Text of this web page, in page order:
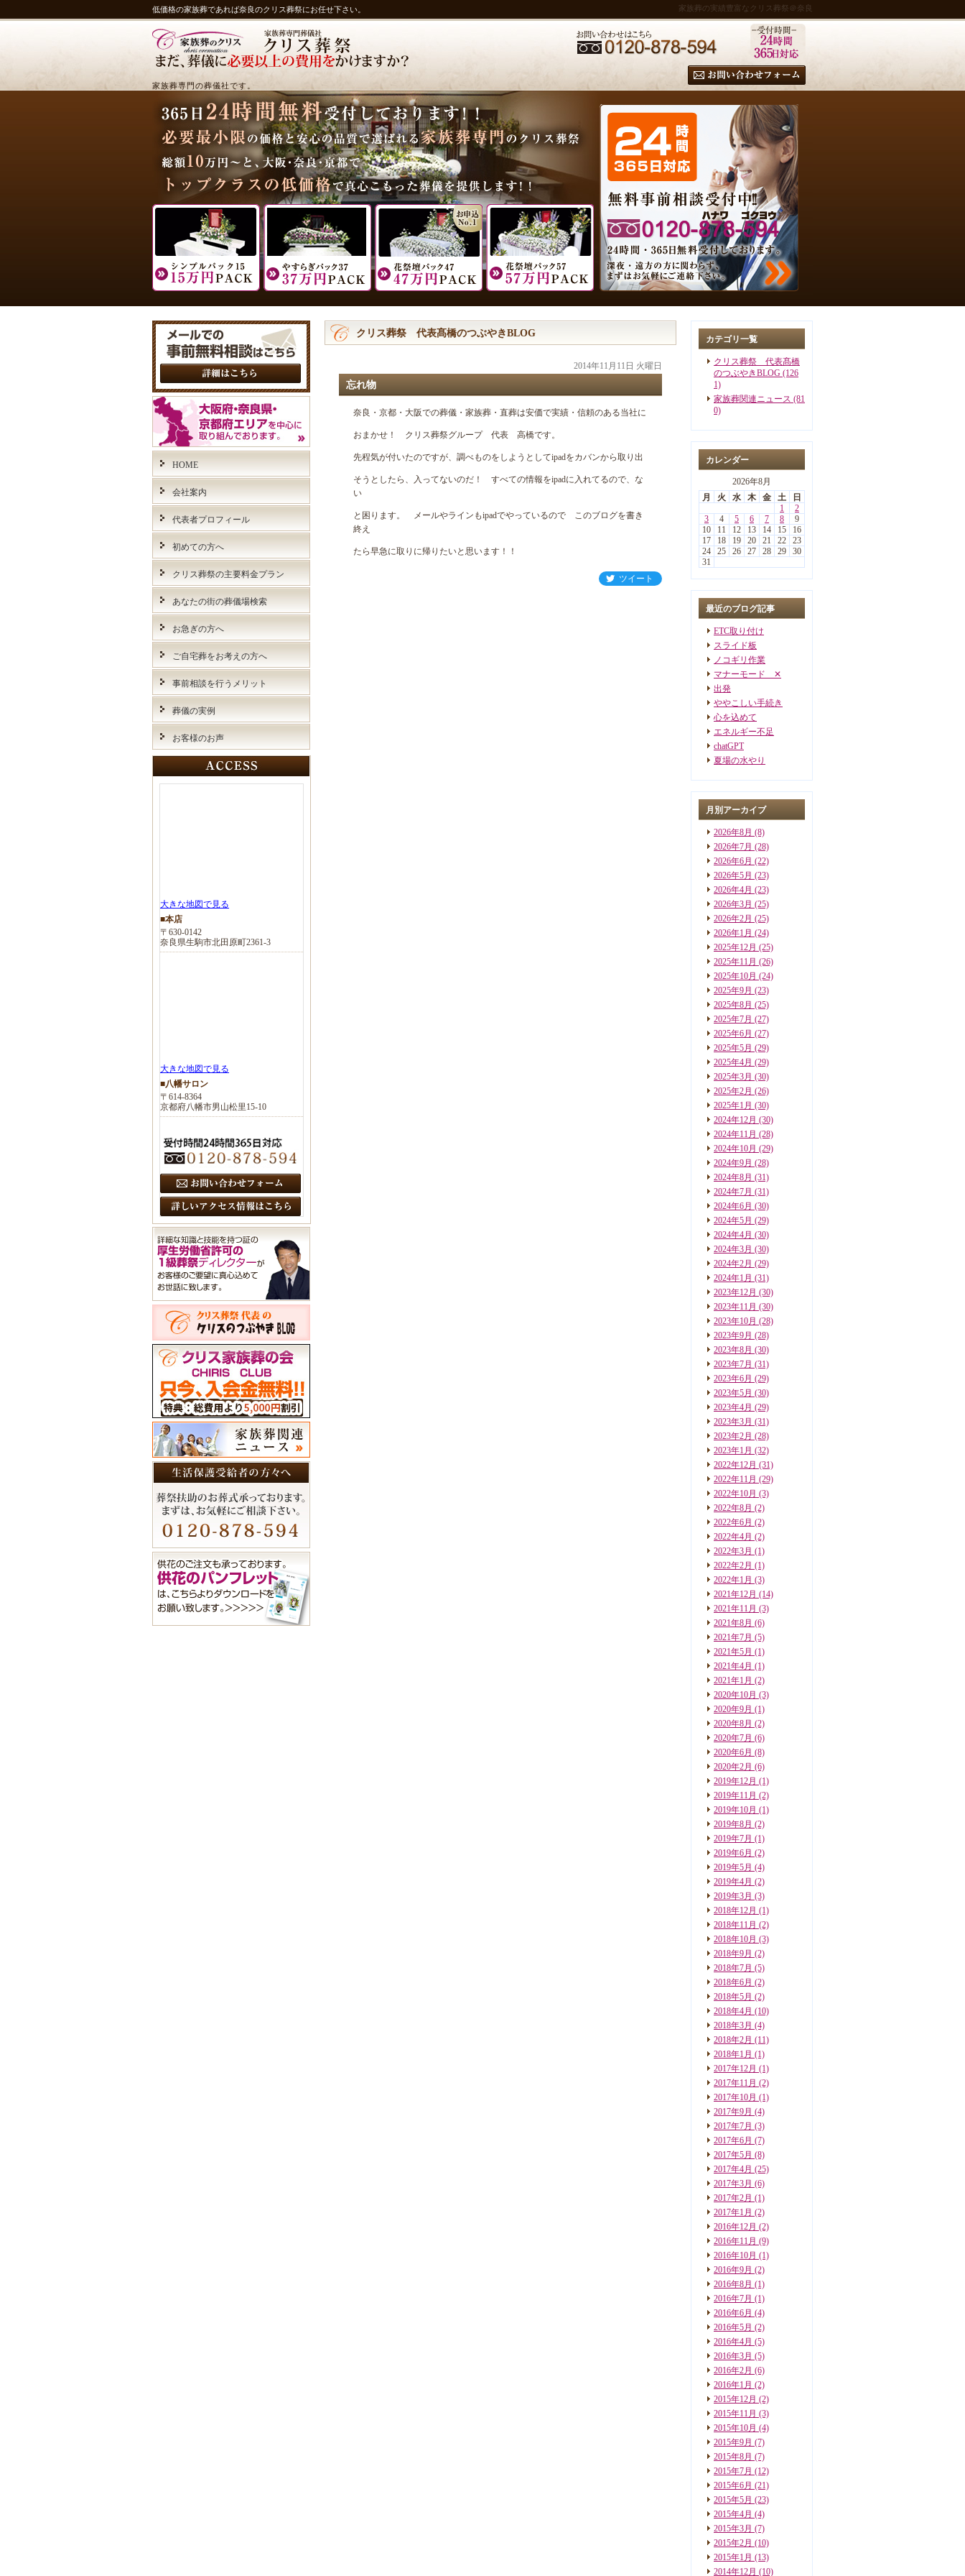
低価格の家族葬であれば奈良のクリス葬祭にお任せ下さい。 家族葬の実績豊富なクリス葬祭＠奈良
家族葬専門の葬儀社です。
クリス葬祭 代表髙橋のつぶやきBLOG
2014年11月11日 火曜日
忘れ物
奈良・京都・大阪での葬儀・家族葬・直葬は安価で実績・信頼のある当社に
おまかせ！ クリス葬祭グループ 代表 高橋です。
先程気が付いたのですが、調べものをしようとしてipadをカバンから取り出
そうとしたら、入ってないのだ！ すべての情報をipadに入れてるので、な
い
と困ります。 メールやラインもipadでやっているので このブログを書き
終え
たら早急に取りに帰りたいと思います！！
ツイート
カテゴリ一覧
クリス葬祭 代表髙橋
のつぶやきBLOG (126
1)
家族葬関連ニュース (81
0)
カレンダー
2026年8月
月
火 水 木 金 土
日
1
2
3
4 5 6 7 8
9
10
11 12 13 14 15
16
17
18 19 20 21 22
23
24
25 26 27 28 29
30
31
最近のブログ記事
ETC取り付け
スライド板
ノコギリ作業
マナーモード ✕
出発
ややこしい手続き
心を込めて
エネルギー不足
chatGPT
夏場の水やり
月別アーカイブ
2026年8月 (8)
2026年7月 (28)
2026年6月 (22)
2026年5月 (23)
2026年4月 (23)
2026年3月 (25)
2026年2月 (25)
2026年1月 (24)
2025年12月 (25)
2025年11月 (26)
2025年10月 (24)
2025年9月 (23)
2025年8月 (25)
2025年7月 (27)
2025年6月 (27)
2025年5月 (29)
2025年4月 (29)
2025年3月 (30)
2025年2月 (26)
2025年1月 (30)
2024年12月 (30)
2024年11月 (28)
2024年10月 (29)
2024年9月 (28)
2024年8月 (31)
2024年7月 (31)
2024年6月 (30)
2024年5月 (29)
2024年4月 (30)
2024年3月 (30)
2024年2月 (29)
2024年1月 (31)
2023年12月 (30)
2023年11月 (30)
2023年10月 (28)
2023年9月 (28)
2023年8月 (30)
2023年7月 (31)
2023年6月 (29)
2023年5月 (30)
2023年4月 (29)
2023年3月 (31)
2023年2月 (28)
2023年1月 (32)
2022年12月 (31)
2022年11月 (29)
2022年10月 (3)
2022年8月 (2)
2022年6月 (2)
2022年4月 (2)
2022年3月 (1)
2022年2月 (1)
2022年1月 (3)
2021年12月 (14)
2021年11月 (3)
2021年8月 (6)
2021年7月 (5)
2021年5月 (1)
2021年4月 (1)
2021年1月 (2)
2020年10月 (3)
2020年9月 (1)
2020年8月 (2)
2020年7月 (6)
2020年6月 (8)
2020年2月 (6)
2019年12月 (1)
2019年11月 (2)
2019年10月 (1)
2019年8月 (2)
2019年7月 (1)
2019年6月 (2)
2019年5月 (4)
2019年4月 (2)
2019年3月 (3)
2018年12月 (1)
2018年11月 (2)
2018年10月 (3)
2018年9月 (2)
2018年7月 (5)
2018年6月 (2)
2018年5月 (2)
2018年4月 (10)
2018年3月 (4)
2018年2月 (11)
2018年1月 (1)
2017年12月 (1)
2017年11月 (2)
2017年10月 (1)
2017年9月 (4)
2017年7月 (3)
2017年6月 (7)
2017年5月 (8)
2017年4月 (25)
2017年3月 (6)
2017年2月 (1)
2017年1月 (2)
2016年12月 (2)
2016年11月 (9)
2016年10月 (1)
2016年9月 (2)
2016年8月 (1)
2016年7月 (1)
2016年6月 (4)
2016年5月 (2)
2016年4月 (5)
2016年3月 (5)
2016年2月 (6)
2016年1月 (2)
2015年12月 (2)
2015年11月 (3)
2015年10月 (4)
2015年9月 (7)
2015年8月 (7)
2015年7月 (12)
2015年6月 (21)
2015年5月 (23)
2015年4月 (4)
2015年3月 (7)
2015年2月 (10)
2015年1月 (13)
2014年12月 (10)
HOME
会社案内
代表者プロフィール
初めての方へ
クリス葬祭の主要料金プラン
あなたの街の葬儀場検索
お急ぎの方へ
ご自宅葬をお考えの方へ
事前相談を行うメリット
葬儀の実例
お客様のお声
大きな地図で見る
■本店
〒630-0142
奈良県生駒市北田原町2361-3
大きな地図で見る
■八幡サロン
〒614-8364
京都府八幡市男山松里15-10